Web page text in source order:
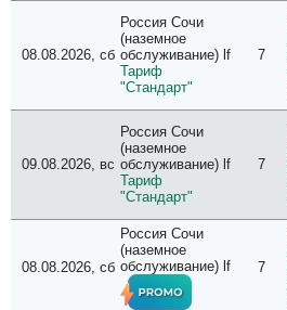
08.08.2026, сб
Россия Сочи
(наземное
обслуживание) lf
Тариф
"Стандарт"
7
09.08.2026, вс
Россия Сочи
(наземное
обслуживание) lf
Тариф
"Стандарт"
7
08.08.2026, сб
Россия Сочи
(наземное
обслуживание) lf
7